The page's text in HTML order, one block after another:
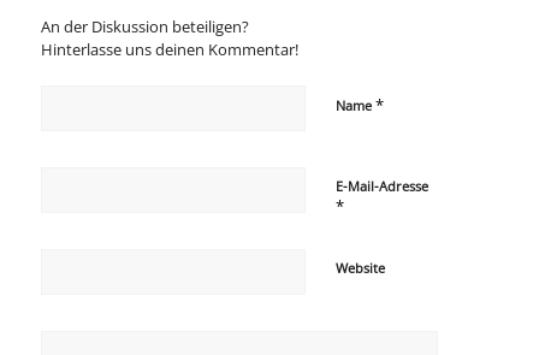
An der Diskussion beteiligen?
Hinterlasse uns deinen Kommentar!
Name *
E-Mail-Adresse
*
Website